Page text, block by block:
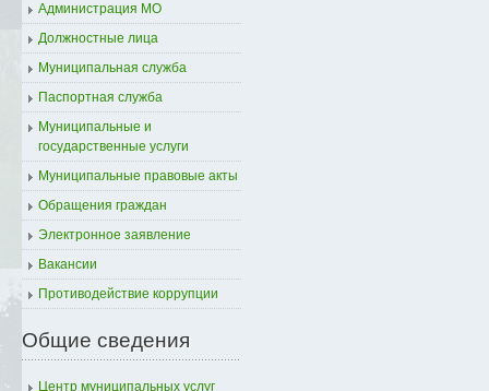
Администрация МО
Должностные лица
Муниципальная служба
Паспортная служба
Муниципальные и
государственные услуги
Муниципальные правовые акты
Обращения граждан
Электронное заявление
Вакансии
Противодействие коррупции
Общие сведения
Центр муниципальных услуг